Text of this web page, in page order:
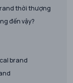
thời thượng
đến vậy?
brand